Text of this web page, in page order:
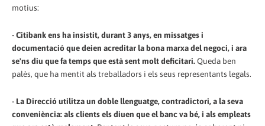
motius:
- Citibank ens ha insistit, durant 3 anys, en missatges i
documentació que deien acreditar la bona marxa del negoci, i ara
se'ns diu que fa temps que està sent molt deficitari.Queda ben
palès, que ha mentit als treballadors i els seus representants legals.
- La Direcció utilitza un doble llenguatge, contradictori, a la seva
conveniència: als clients els diuen que el banc va bé, i als empleats